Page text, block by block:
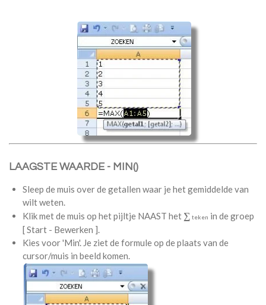
LAAGSTE WAARDE - MIN()
Sleep de muis over de getallen waar je het gemiddelde van
wilt weten.
Klik met de muis op het pijltje NAAST het ∑ teken in de groep
[ Start - Bewerken ].
Kies voor 'Min'. Je ziet de formule op de plaats van de
cursor/muis in beeld komen.